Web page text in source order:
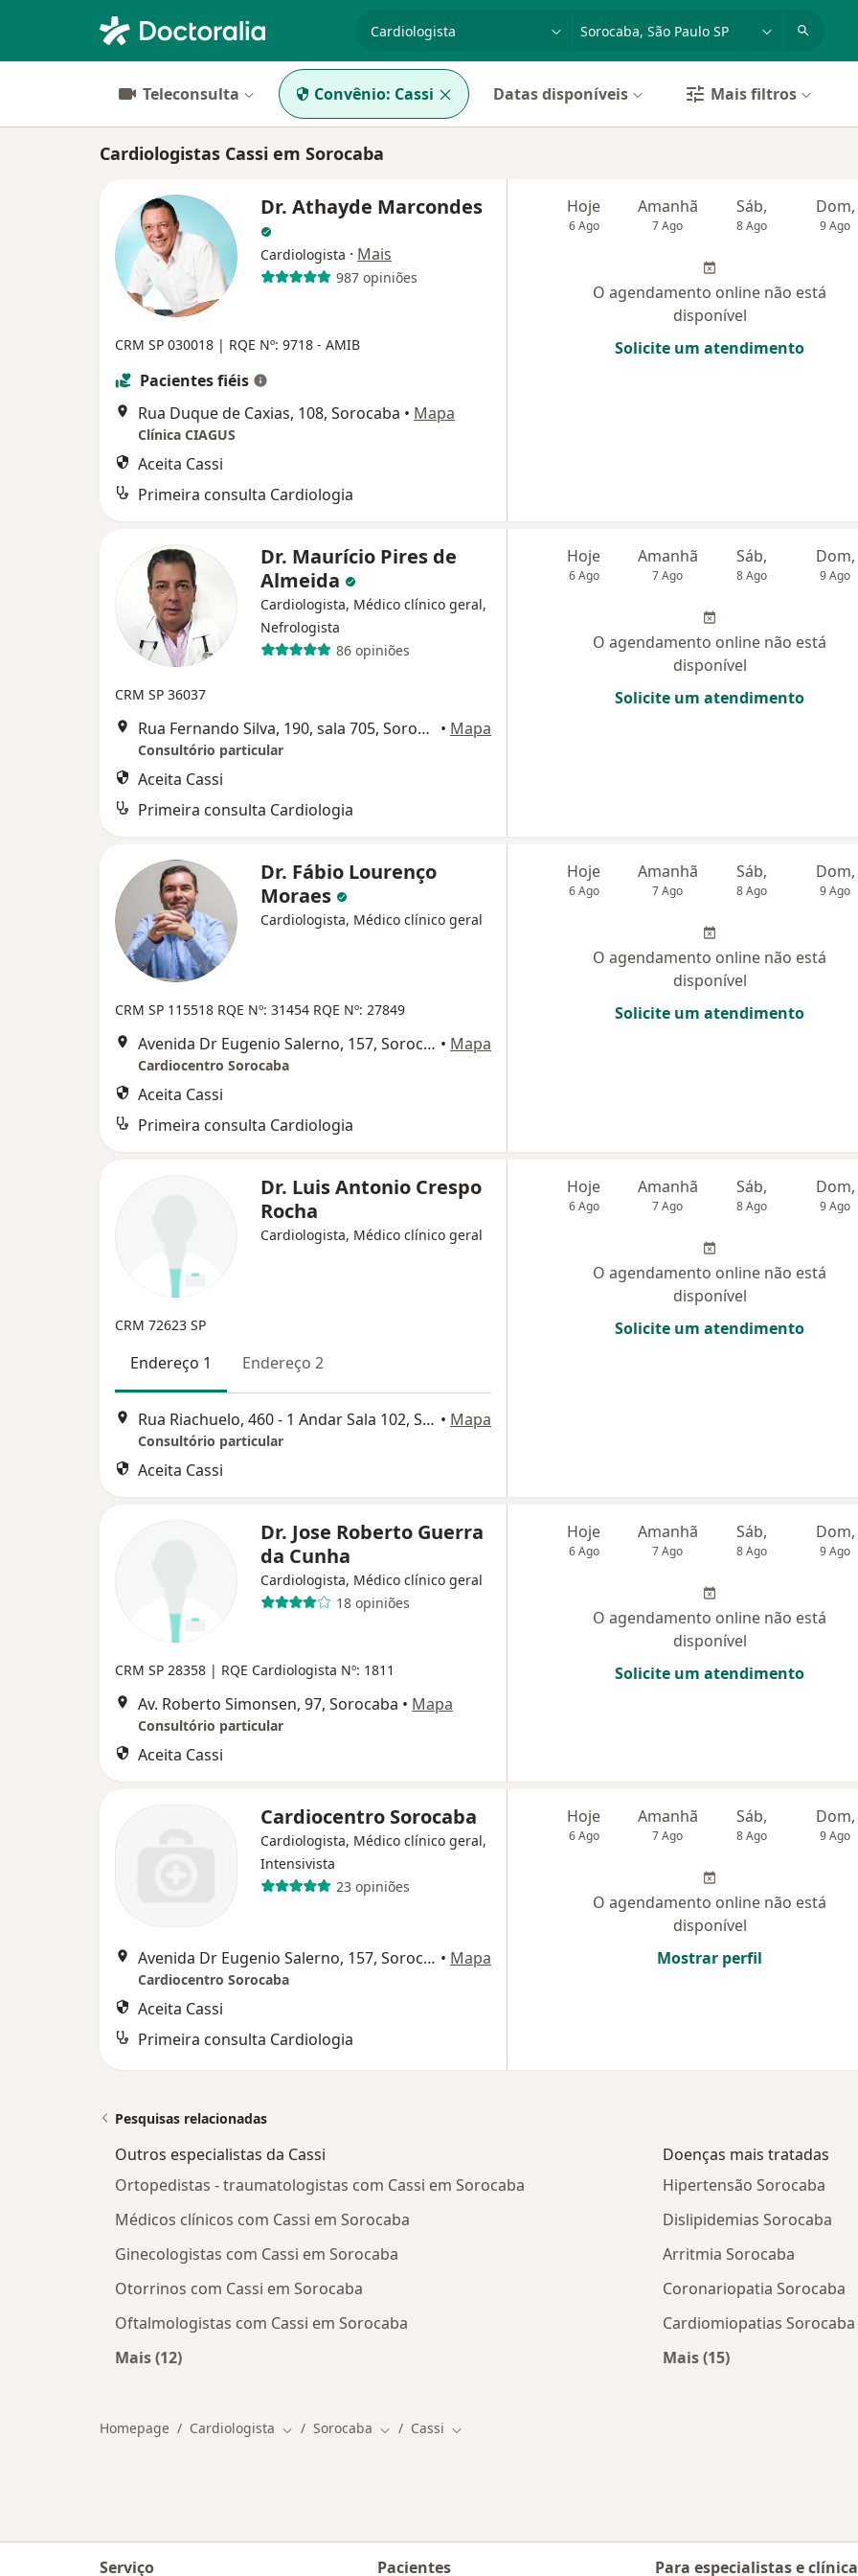
Teleconsulta Convênio: Cassi Datas disponíveis Mais filtros
Cardiologistas Cassi em Sorocaba
Dr. Athayde Marcondes
Cardiologista · Mais
987 opiniões
CRM SP 030018 | RQE Nº: 9718 - AMIB
Pacientes fiéis
Rua Duque de Caxias, 108, Sorocaba • Mapa
Clínica CIAGUS
Aceita Cassi
Primeira consulta Cardiologia
Hoje
6 Ago
Amanhã
7 Ago
Sáb,
8 Ago
Dom,
9 Ago
O agendamento online não está
disponível
Solicite um atendimento
Dr. Maurício Pires de
Almeida
Cardiologista, Médico clínico geral,
Nefrologista
86 opiniões
CRM SP 36037
Rua Fernando Silva, 190, sala 705, Sorocaba • Mapa
Consultório particular
Aceita Cassi
Primeira consulta Cardiologia
Hoje
6 Ago
Amanhã
7 Ago
Sáb,
8 Ago
Dom,
9 Ago
O agendamento online não está
disponível
Solicite um atendimento
Dr. Fábio Lourenço
Moraes
Cardiologista, Médico clínico geral
CRM SP 115518 RQE Nº: 31454 RQE Nº: 27849
Avenida Dr Eugenio Salerno, 157, Sorocaba • Mapa
Cardiocentro Sorocaba
Aceita Cassi
Primeira consulta Cardiologia
Hoje
6 Ago
Amanhã
7 Ago
Sáb,
8 Ago
Dom,
9 Ago
O agendamento online não está
disponível
Solicite um atendimento
Dr. Luis Antonio Crespo
Rocha
Cardiologista, Médico clínico geral
CRM 72623 SP
Endereço 1 Endereço 2
Rua Riachuelo, 460 - 1 Andar Sala 102, Sorocaba • Mapa
Consultório particular
Aceita Cassi
Hoje
6 Ago
Amanhã
7 Ago
Sáb,
8 Ago
Dom,
9 Ago
O agendamento online não está
disponível
Solicite um atendimento
Dr. Jose Roberto Guerra
da Cunha
Cardiologista, Médico clínico geral
18 opiniões
CRM SP 28358 | RQE Cardiologista Nº: 1811
Av. Roberto Simonsen, 97, Sorocaba • Mapa
Consultório particular
Aceita Cassi
Hoje
6 Ago
Amanhã
7 Ago
Sáb,
8 Ago
Dom,
9 Ago
O agendamento online não está
disponível
Solicite um atendimento
Cardiocentro Sorocaba
Cardiologista, Médico clínico geral,
Intensivista
23 opiniões
Avenida Dr Eugenio Salerno, 157, Sorocaba • Mapa
Cardiocentro Sorocaba
Aceita Cassi
Primeira consulta Cardiologia
Hoje
6 Ago
Amanhã
7 Ago
Sáb,
8 Ago
Dom,
9 Ago
O agendamento online não está
disponível
Mostrar perfil
Pesquisas relacionadas
Outros especialistas da Cassi
Ortopedistas - traumatologistas com Cassi em Sorocaba
Médicos clínicos com Cassi em Sorocaba
Ginecologistas com Cassi em Sorocaba
Otorrinos com Cassi em Sorocaba
Oftalmologistas com Cassi em Sorocaba
Mais (12)
Doenças mais tratadas
Hipertensão Sorocaba
Dislipidemias Sorocaba
Arritmia Sorocaba
Coronariopatia Sorocaba
Cardiomiopatias Sorocaba
Mais (15)
Homepage Cardiologista Mudar de cidade
Sorocaba Mudar de cidade
Cassi Mudar de cidade
Serviço Pacientes Para especialistas e